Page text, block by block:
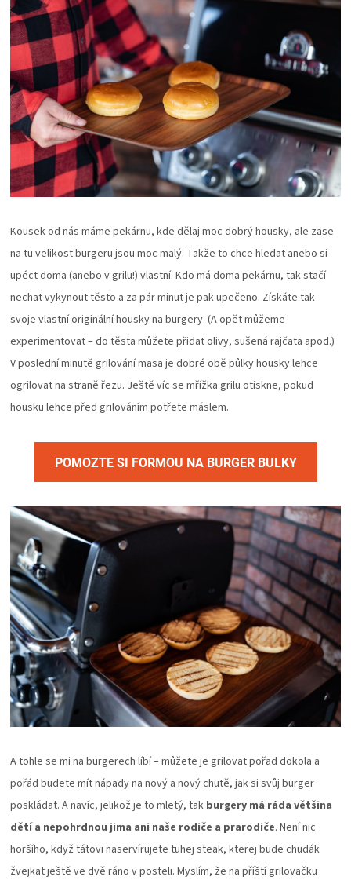
Kousek od nás máme pekárnu, kde dělaj moc dobrý housky, ale zase
na tu velikost burgeru jsou moc malý. Takže to chce hledat anebo si
upéct doma (anebo v grilu!) vlastní. Kdo má doma pekárnu, tak stačí
nechat vykynout těsto a za pár minut je pak upečeno. Získáte tak
svoje vlastní originální housky na burgery. (A opět můžeme
experimentovat – do těsta můžete přidat olivy, sušená rajčata apod.)
V poslední minutě grilování masa je dobré obě půlky housky lehce
ogrilovat na straně řezu. Ještě víc se mřížka grilu otiskne, pokud
housku lehce před grilováním potřete máslem.
POMOZTE SI FORMOU NA BURGER BULKY
A tohle se mi na burgerech líbí – můžete je grilovat pořad dokola a
pořád budete mít nápady na nový a nový chutě, jak si svůj burger
poskládat. A navíc, jelikož je to mletý, tak burgery má ráda většina
dětí a nepohrdnou jima ani naše rodiče a prarodiče. Není nic
horšího, když tátovi naservírujete tuhej steak, kterej bude chudák
žvejkat ještě ve dvě ráno v posteli. Myslím, že na příští grilovačku